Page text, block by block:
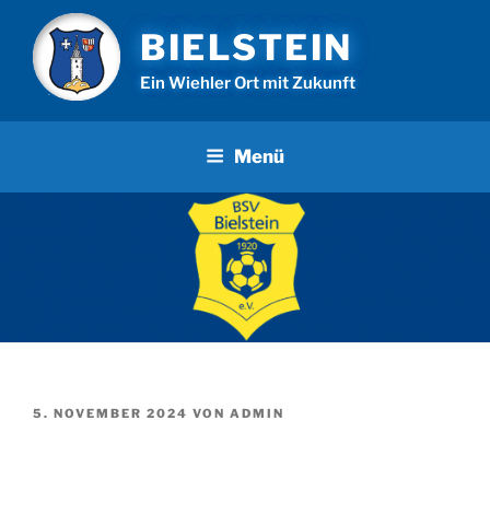
Inhalt
springen
BIELSTEIN
Ein Wiehler Ort mit Zukunft
Menü
VERÖFFENTLICHT
5. NOVEMBER 2024 VON ADMIN